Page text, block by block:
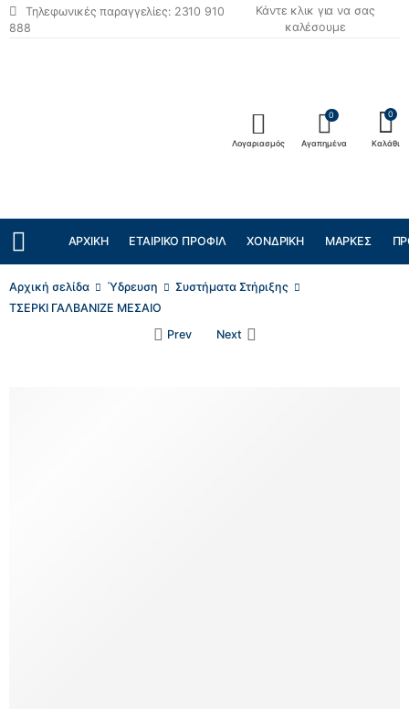
Τηλεφωνικές παραγγελίες: 2310 910
888
Κάντε κλικ για να σας
καλέσουμε
Λογαριασμός
0
Αγαπημένα
0
Καλάθι
ΑΡΧΙΚΉ ΕΤΑΙΡΙΚΌ ΠΡΟΦΊΛ ΧΟΝΔΡΙΚΉ ΜΆΡΚΕΣ
Αρχική σελίδα Ύδρευση
Συστήματα Στήριξης
ΤΣΕΡΚΙ ΓΑΛΒΑΝΙΖΕ ΜΕΣΑΙΟ
Prev
Next